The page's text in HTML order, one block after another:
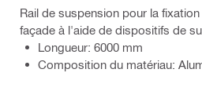
Rail de suspension pour la
façade à l'aide de dispositifs de
Longueur: 6000 mm
Composition du matériau: